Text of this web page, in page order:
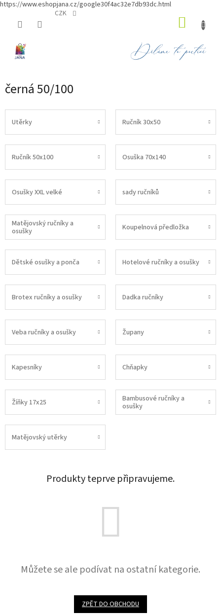
https://www.eshopjana.cz/google30f4ac32e7db93dc.html
CZK
černá 50/100
Utěrky Ručník 30x50
Ručník 50x100 Osuška 70x140
Osušky XXL velké sady ručníků
Matějovský ručníky a
osušky
Koupelnová předložka
Dětské osušky a ponča Hotelové ručníky a osušky
Brotex ručníky a osušky Dadka ručníky
Veba ručníky a osušky Župany
Kapesníky Chňapky
Žíňky 17x25
Bambusové ručníky a
osušky
Matějovský utěrky
Produkty teprve připravujeme.
Můžete se ale podívat na ostatní kategorie.
ZPĚT DO OBCHODU